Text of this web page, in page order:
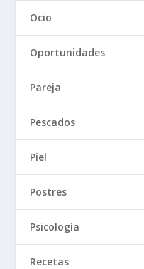
Ocio
Oportunidades
Pareja
Pescados
Piel
Postres
Psicología
Recetas